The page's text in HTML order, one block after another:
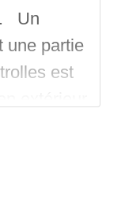
Un
une partie
est
extérieur.
le 19
un